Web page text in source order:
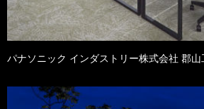
パナソニック インダストリー株式会社 郡